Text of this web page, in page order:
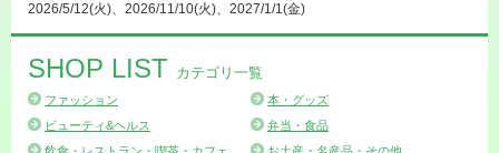
2026/5/12(火)、2026/11/10(火)、2027/1/1(金)
SHOP LIST カテゴリ一覧
ファッション
本・グッズ
ビューティ&ヘルス
弁当・食品